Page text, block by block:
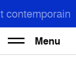
contemporain
Menu